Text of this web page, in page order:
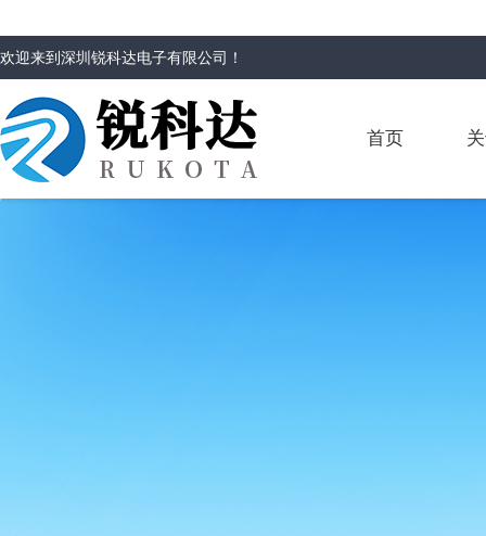
欢迎来到深圳锐科达电子有限公司 ！
首页